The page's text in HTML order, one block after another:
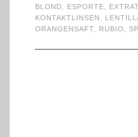
BLOND, ESPORTE,
KONTAKTLINSEN ,
ORANGENSAFT, RUBIO ,